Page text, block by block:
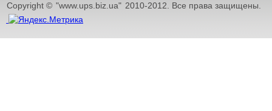
Copyright © "www.ups.biz.ua" 2010-2012. Все права защищены.